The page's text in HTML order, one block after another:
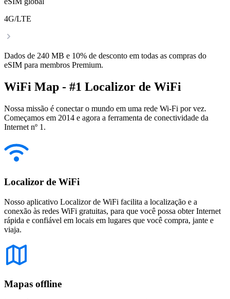
4G/LTE
Dados de 240 MB e 10% de desconto em todas as compras do
eSIM para membros Premium.
WiFi Map - #1 Localizor de WiFi
Nossa missão é conectar o mundo em uma rede Wi-Fi por vez.
Começamos em 2014 e agora a ferramenta de conectividade da
Internet nº 1.
Localizor de WiFi
Nosso aplicativo Localizor de WiFi facilita a localização e a
conexão às redes WiFi gratuitas, para que você possa obter Internet
rápida e confiável em locais em lugares que você compra, jante e
viaja.
Mapas offline